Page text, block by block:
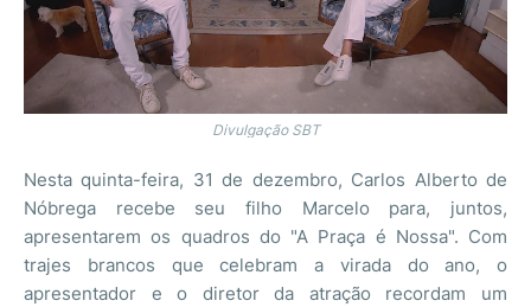
Divulgação SBT
Nesta quinta-feira, 31 de dezembro, Carlos Alberto de
Nóbrega recebe seu filho Marcelo para, juntos,
apresentarem os quadros do "A Praça é Nossa". Com
trajes brancos que celebram a virada do ano, o
apresentador e o diretor da atração recordam um